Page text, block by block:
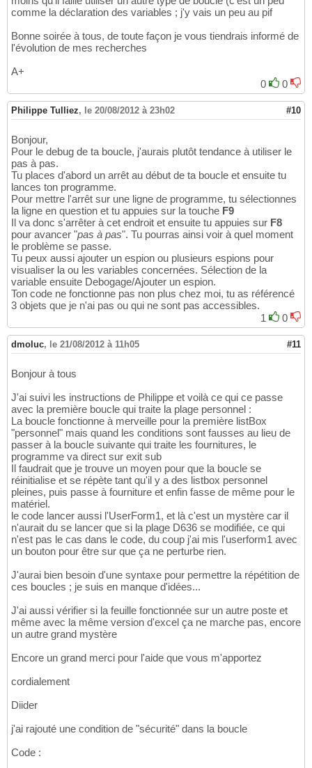
272
273
275
276
277
278
279
280
281
283
284
285
286
287
288
289
290
291
292
293
294
295
296
298
299
300
301
302
303
304
305
306
307
308
309
310
311
312
313
314
315
316
318
319
320
321
322
               Q = Q / TextBox113.Value
                compteur =
0
While Cells(Lig, Colonne ) =
Cells (Ligne, Colonne
Wend
End If
End Select
Select
Case z
            A =
Me("ListBox" & i ).Text
            Colonne = stcolonne
If Application.CountIf(Range
                Ligne = Application.Match
                Q =
CDbl(Me.Controls (
                compteur =
0
                Lig = Range
("A36").End
While Cells(Lig, Colonne
Cells(Ligne, Colonne ).Value = Q
compteur = compteur + 1
Colonne = Colonne + 2
ElseIf Application.CountIf
                Range
                Colonne = stcolonne
               Q =
               compteur =
0
                Lig = Range
("A36") .End(
While Cells(Lig, Colonne
Cells(Ligne, Colonne).Value = Q
compteur = compteur + 1
Colonne = Colonne +
Wend
End
If
End Select
Next z
Next i
End
With
Exit
Sub
ETIQUETTE:
End
181
182
184
185
186
187
188
189
190
192
193
194
195
196
197
198
199
        Range
( "zz" & i - 1) .End(xlToLeft
Set rng = Selection
With rng
End If
Next i
Exit Sub
ETIQUETTE: Unload UserForm1
ActiveSheet.Protect DrawingObjects:=
End Sub
comme la déclaration des variables ; j'y vais un peu au pif
Bonne soirée à tous, de toute façon je vous tiendrais informé de
l'évolution de mes recherches
A+
0
0
Philippe Tulliez, le 20/08/2012 à 23h02 #10
Bonjour,
Pour le debug de ta boucle, j'aurais plutôt tendance à utiliser le
pas à pas.
Tu places d'abord un arrêt au début de ta boucle et ensuite tu
lances ton programme.
Pour mettre l'arrêt sur une ligne de programme, tu sélectionnes
la ligne en question et tu appuies sur la touche F9
Il va donc s'arrêter à cet endroit et ensuite tu appuies sur F8
pour avancer "pas à pas". Tu pourras ainsi voir à quel moment
le problème se passe.
Tu peux aussi ajouter un espion ou plusieurs espions pour
visualiser la ou les variables concernées. Sélection de la
variable ensuite Debogage/Ajouter un espion.
Ton code ne fonctionne pas non plus chez moi, tu as référencé
3 objets que je n'ai pas ou qui ne sont pas accessibles.
1
0
dmoluc, le 21/08/2012 à 11h05 #11
Bonjour à tous
J'ai suivi les instructions de Philippe et voilà ce qui ce passe
avec la première boucle qui traite la plage personnel :
La boucle fonctionne à merveille pour la première listBox
"personnel" mais quand les conditions sont fausses au lieu de
passer à la boucle suivante qui traite les fournitures, le
programme va direct sur exit sub
Il faudrait que je trouve un moyen pour que la boucle se
réinitialise et se répète tant qu'il y a des listbox personnel
pleines, puis passe à fourniture et enfin fasse de même pour le
matériel.
le code lancer aussi l'UserForm1, et là c'est un mystère car il
n'aurait du se lancer que si la plage D636 se modifiée, ce qui
n'est pas le cas dans le code, du coup j'ai mis l'userform1 avec
un bouton pour être sur que ça ne perturbe rien.
J'aurai bien besoin d'une syntaxe pour permettre la répétition de
ces boucles ; je suis en manque d'idées...
J'ai aussi vérifier si la feuille fonctionnée sur un autre poste et
même avec la même version d'excel ça ne marche pas, encore
un autre grand mystère
Encore un grand merci pour l'aide que vous m'apportez
cordialement
Diider
j'ai rajouté une condition de "sécurité" dans la boucle
Code :